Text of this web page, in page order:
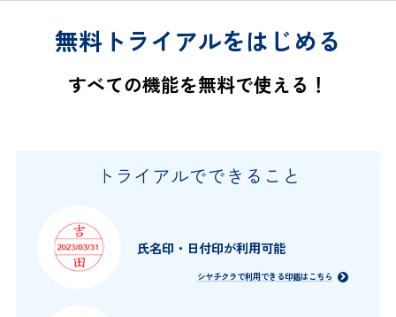
無料トライアルをはじめる
すべての機能を無料で使える！
トライアルでできること
氏名印・日付印が利用可能
シヤチクラで利用できる印鑑はこちら